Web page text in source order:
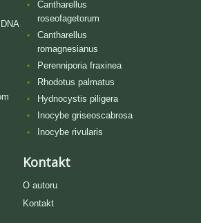
Cantharellus
roseofagetorum
Cantharellus
romagnesianus
Perenniporia fraxinea
Rhodotus palmatus
Hydnocystis piligera
Inocybe griseoscabrosa
Inocybe rivularis
Kontakt
O autoru
Kontakt